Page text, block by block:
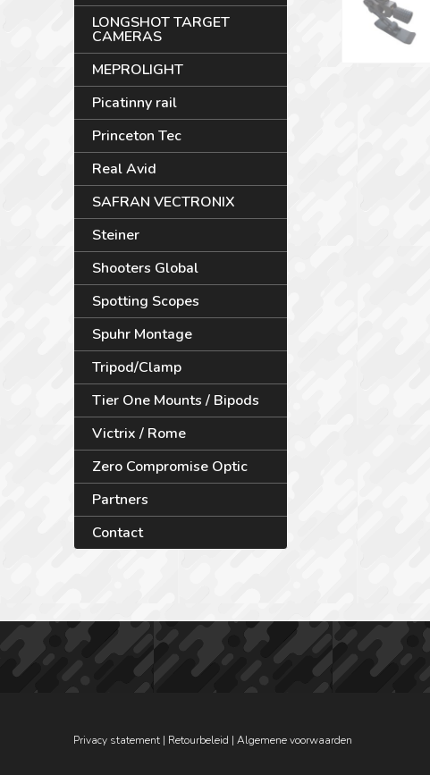
LONGSHOT TARGET
CAMERAS
MEPROLIGHT
Picatinny rail
Princeton Tec
Real Avid
SAFRAN VECTRONIX
Steiner
Shooters Global
Spotting Scopes
Spuhr Montage
Tripod/Clamp
Tier One Mounts / Bipods
Victrix / Rome
Zero Compromise Optic
Partners
Contact
Privacy statement | Retourbeleid | Algemene voorwaarden